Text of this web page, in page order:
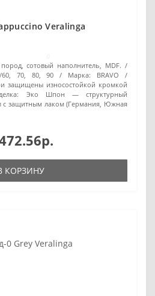
Veralinga
сотовый наполнитель, MDF.
60, 70, 80, 90 Марка:
BRAVO
защищены износостойкой кромкой
Эко Шпон — структурный
с защитным лаком (Германия, Южная
КОРЗИНУ